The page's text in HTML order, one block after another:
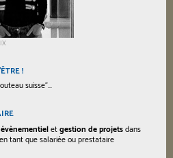
!
suisse"...
évènementieletgestion de projetsdans
tant que salariée ou prestataire